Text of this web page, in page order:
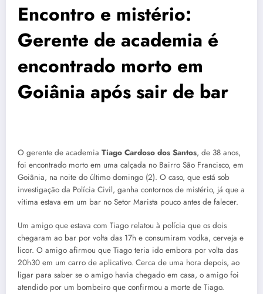
Encontro e mistério:
Gerente de academia é
encontrado morto em
Goiânia após sair de bar
O gerente de academia Tiago Cardoso dos Santos, de 38 anos,
foi encontrado morto em uma calçada no Bairro São Francisco, em
Goiânia, na noite do último domingo (2). O caso, que está sob
investigação da Polícia Civil, ganha contornos de mistério, já que a
vítima estava em um bar no Setor Marista pouco antes de falecer.
Um amigo que estava com Tiago relatou à polícia que os dois
chegaram ao bar por volta das 17h e consumiram vodka, cerveja e
licor. O amigo afirmou que Tiago teria ido embora por volta das
20h30 em um carro de aplicativo. Cerca de uma hora depois, ao
ligar para saber se o amigo havia chegado em casa, o amigo foi
atendido por um bombeiro que confirmou a morte de Tiago.